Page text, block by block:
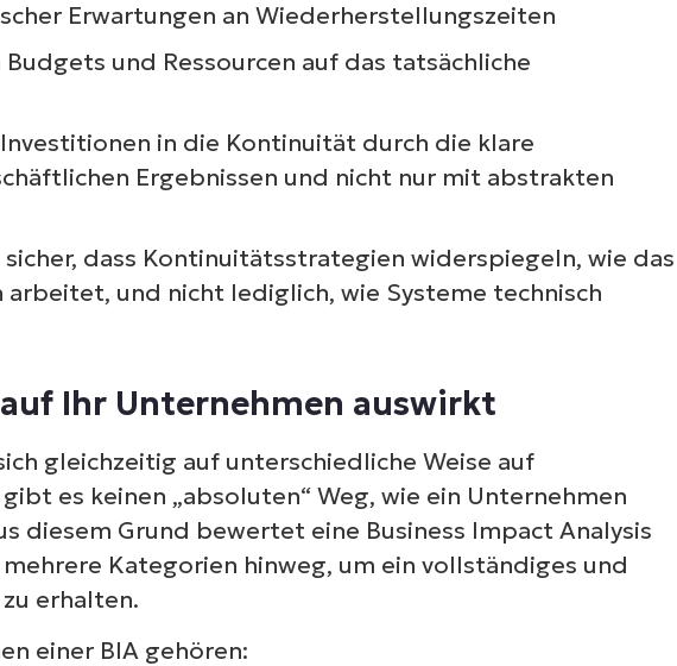
Erwartungen an Wiederherstellungszeiten
und Ressourcen auf das tatsächliche
in die Kontinuität durch die klare
Ergebnissen und nicht nur mit abstrakten
dass Kontinuitätsstrategien widerspiegeln, wie das
arbeitet, und nicht lediglich, wie Systeme technisch
Ihr Unternehmen auswirkt
gleichzeitig auf unterschiedliche Weise auf
es keinen „absoluten“ Weg, wie ein Unternehmen
diesem Grund bewertet eine Business Impact Analysis
Kategorien hinweg, um ein vollständiges und
erhalten.
einer BIA gehören: